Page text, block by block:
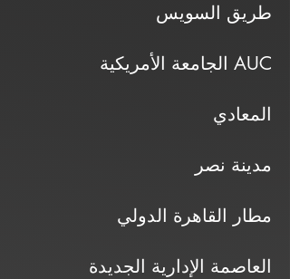
طريق السويس
الجامعة الأمريكية AUC
المعادي
مدينة نصر
مطار القاهرة الدولي
العاصمة الإدارية الجديدة